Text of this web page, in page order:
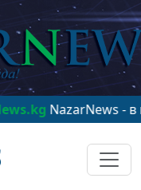
NazarNews - в